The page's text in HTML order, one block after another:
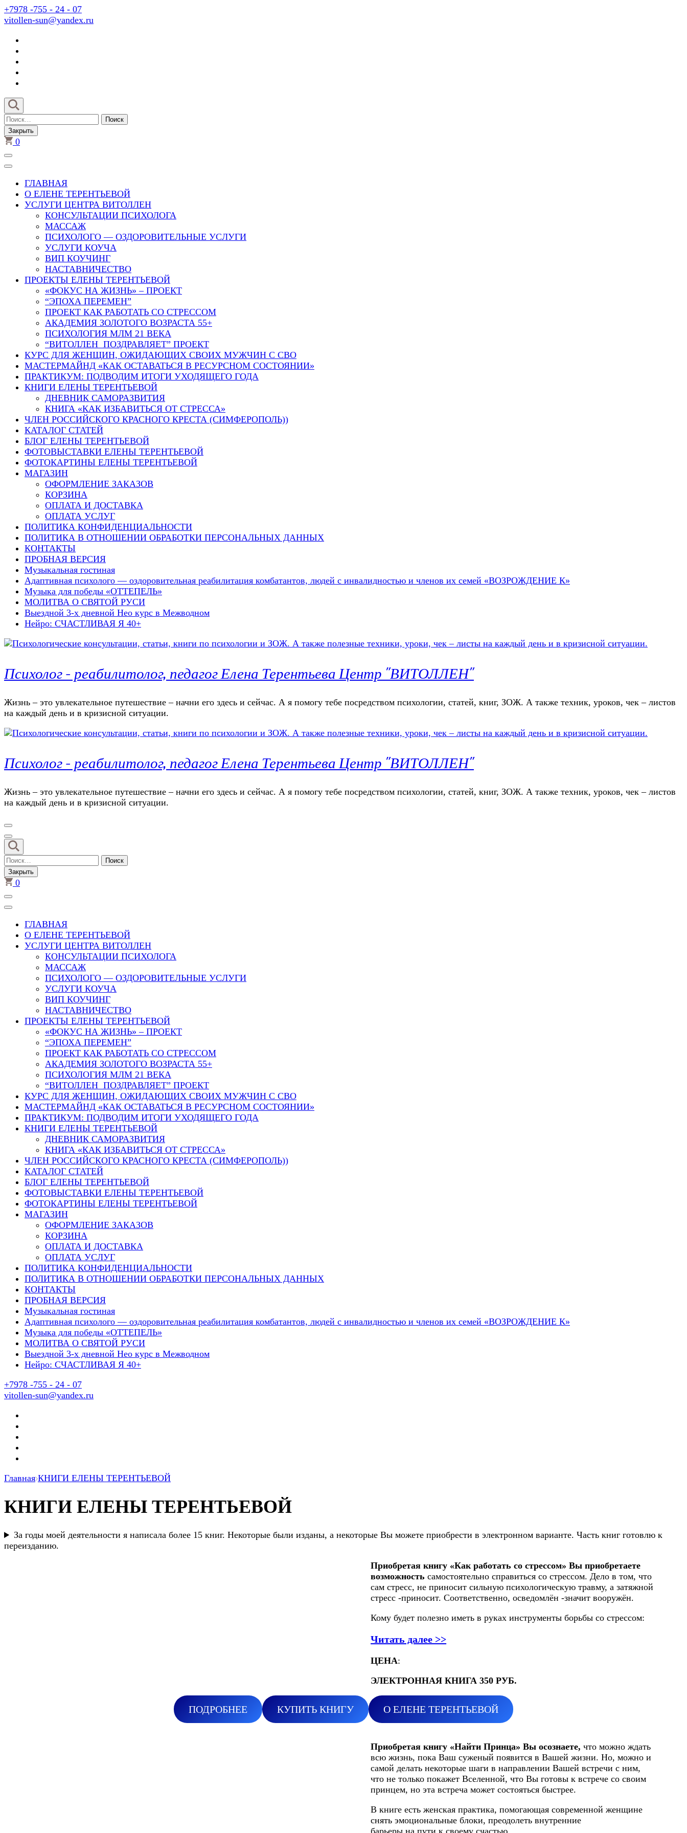
Перейти
к
(нажмите
Enter)
+7978 -755 - 24 - 07
vitollen-sun@yandex.ru
Найти:
Закрыть
0
ГЛАВНАЯ
О ЕЛЕНЕ ТЕРЕНТЬЕВОЙ
УСЛУГИ ЦЕНТРА ВИТОЛЛЕН
КОНСУЛЬТАЦИИ ПСИХОЛОГА
МАССАЖ
ПСИХОЛОГО — ОЗДОРОВИТЕЛЬНЫЕ УСЛУГИ
УСЛУГИ КОУЧА
ВИП КОУЧИНГ
НАСТАВНИЧЕСТВО
ПРОЕКТЫ ЕЛЕНЫ ТЕРЕНТЬЕВОЙ
«ФОКУС НА ЖИЗНЬ» – ПРОЕКТ
“ЭПОХА ПЕРЕМЕН”
ПРОЕКТ КАК РАБОТАТЬ СО СТРЕССОМ
АКАДЕМИЯ ЗОЛОТОГО ВОЗРАСТА 55+
ПСИХОЛОГИЯ МЛМ 21 ВЕКА
“ВИТОЛЛЕН ПОЗДРАВЛЯЕТ” ПРОЕКТ
КУРС ДЛЯ ЖЕНЩИН, ОЖИДАЮЩИХ СВОИХ МУЖЧИН С СВО
МАСТЕРМАЙНД «КАК ОСТАВАТЬСЯ В РЕСУРСНОМ СОСТОЯНИИ»
ПРАКТИКУМ: ПОДВОДИМ ИТОГИ УХОДЯЩЕГО ГОДА
КНИГИ ЕЛЕНЫ ТЕРЕНТЬЕВОЙ
ДНЕВНИК САМОРАЗВИТИЯ
КНИГА «КАК ИЗБАВИТЬСЯ ОТ СТРЕССА»
ЧЛЕН РОССИЙСКОГО КРАСНОГО КРЕСТА (СИМФЕРОПОЛЬ))
КАТАЛОГ СТАТЕЙ
БЛОГ ЕЛЕНЫ ТЕРЕНТЬЕВОЙ
ФОТОВЫСТАВКИ ЕЛЕНЫ ТЕРЕНТЬЕВОЙ
ФОТОКАРТИНЫ ЕЛЕНЫ ТЕРЕНТЬЕВОЙ
МАГАЗИН
ОФОРМЛЕНИЕ ЗАКАЗОВ
КОРЗИНА
ОПЛАТА И ДОСТАВКА
ОПЛАТА УСЛУГ
ПОЛИТИКА КОНФИДЕНЦИАЛЬНОСТИ
ПОЛИТИКА В ОТНОШЕНИИ ОБРАБОТКИ ПЕРСОНАЛЬНЫХ ДАННЫХ
КОНТАКТЫ
ПРОБНАЯ ВЕРСИЯ
Музыкальная гостиная
Адаптивная психолого — оздоровительная реабилитация комбатантов, людей с инвалидностью и членов их семей «ВОЗРОЖДЕНИЕ К»
Музыка для победы «ОТТЕПЕЛЬ»
МОЛИТВА О СВЯТОЙ РУСИ
Выездной 3-х дневной Нео курс в Межводном
Нейро: СЧАСТЛИВАЯ Я 40+
Психолог – реабилитолог, педагог Елена Терентьева Центр "ВИТОЛЛЕН"
Жизнь – это увлекательное путешествие – начни его здесь и сейчас. А я помогу тебе посредством психологии, статей, книг, ЗОЖ. А также техник, уроков, чек – листов
на каждый день и в кризисной ситуации.
Психолог – реабилитолог, педагог Елена Терентьева Центр "ВИТОЛЛЕН"
Жизнь – это увлекательное путешествие – начни его здесь и сейчас. А я помогу тебе посредством психологии, статей, книг, ЗОЖ. А также техник, уроков, чек – листов
на каждый день и в кризисной ситуации.
Найти:
Закрыть
0
ГЛАВНАЯ
О ЕЛЕНЕ ТЕРЕНТЬЕВОЙ
УСЛУГИ ЦЕНТРА ВИТОЛЛЕН
КОНСУЛЬТАЦИИ ПСИХОЛОГА
МАССАЖ
ПСИХОЛОГО — ОЗДОРОВИТЕЛЬНЫЕ УСЛУГИ
УСЛУГИ КОУЧА
ВИП КОУЧИНГ
НАСТАВНИЧЕСТВО
ПРОЕКТЫ ЕЛЕНЫ ТЕРЕНТЬЕВОЙ
«ФОКУС НА ЖИЗНЬ» – ПРОЕКТ
“ЭПОХА ПЕРЕМЕН”
ПРОЕКТ КАК РАБОТАТЬ СО СТРЕССОМ
АКАДЕМИЯ ЗОЛОТОГО ВОЗРАСТА 55+
ПСИХОЛОГИЯ МЛМ 21 ВЕКА
“ВИТОЛЛЕН ПОЗДРАВЛЯЕТ” ПРОЕКТ
КУРС ДЛЯ ЖЕНЩИН, ОЖИДАЮЩИХ СВОИХ МУЖЧИН С СВО
МАСТЕРМАЙНД «КАК ОСТАВАТЬСЯ В РЕСУРСНОМ СОСТОЯНИИ»
ПРАКТИКУМ: ПОДВОДИМ ИТОГИ УХОДЯЩЕГО ГОДА
КНИГИ ЕЛЕНЫ ТЕРЕНТЬЕВОЙ
ДНЕВНИК САМОРАЗВИТИЯ
КНИГА «КАК ИЗБАВИТЬСЯ ОТ СТРЕССА»
ЧЛЕН РОССИЙСКОГО КРАСНОГО КРЕСТА (СИМФЕРОПОЛЬ))
КАТАЛОГ СТАТЕЙ
БЛОГ ЕЛЕНЫ ТЕРЕНТЬЕВОЙ
ФОТОВЫСТАВКИ ЕЛЕНЫ ТЕРЕНТЬЕВОЙ
ФОТОКАРТИНЫ ЕЛЕНЫ ТЕРЕНТЬЕВОЙ
МАГАЗИН
ОФОРМЛЕНИЕ ЗАКАЗОВ
КОРЗИНА
ОПЛАТА И ДОСТАВКА
ОПЛАТА УСЛУГ
ПОЛИТИКА КОНФИДЕНЦИАЛЬНОСТИ
ПОЛИТИКА В ОТНОШЕНИИ ОБРАБОТКИ ПЕРСОНАЛЬНЫХ ДАННЫХ
КОНТАКТЫ
ПРОБНАЯ ВЕРСИЯ
Музыкальная гостиная
Адаптивная психолого — оздоровительная реабилитация комбатантов, людей с инвалидностью и членов их семей «ВОЗРОЖДЕНИЕ К»
Музыка для победы «ОТТЕПЕЛЬ»
МОЛИТВА О СВЯТОЙ РУСИ
Выездной 3-х дневной Нео курс в Межводном
Нейро: СЧАСТЛИВАЯ Я 40+
+7978 -755 - 24 - 07
vitollen-sun@yandex.ru
Главная КНИГИ ЕЛЕНЫ ТЕРЕНТЬЕВОЙ
КНИГИ ЕЛЕНЫ ТЕРЕНТЬЕВОЙ
За годы моей деятельности я написала более 15 книг. Некоторые были изданы, а некоторые Вы можете приобрести в электронном варианте. Часть книг готовлю к
переизданию.
Приобретая книгу «Как работать со стрессом» Вы приобретаете
возможность самостоятельно справиться со стрессом. Дело в том, что
сам стресс, не приносит сильную психологическую травму, а затяжной
стресс -приносит. Соответственно, осведомлён -значит вооружён.
Кому будет полезно иметь в руках инструменты борьбы со стрессом:
Читать далее >>
ЦЕНА:
ЭЛЕКТРОННАЯ КНИГА 350 РУБ.
ПОДРОБНЕЕ КУПИТЬ КНИГУ О ЕЛЕНЕ ТЕРЕНТЬЕВОЙ
Приобретая книгу «Найти Принца» Вы осознаете,что можно ждать
всю жизнь, пока Ваш суженый появится в Вашей жизни. Но, можно и
самой делать некоторые шаги в направлении Вашей встречи с ним,
что не только покажет Вселенной, что Вы готовы к встрече со своим
принцем, но эта встреча может состояться быстрее.
В книге есть женская практика, помогающая современной женщине
снять эмоциональные блоки, преодолеть внутренние